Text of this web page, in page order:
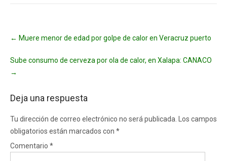
navigation
← Muere menor de edad por golpe de calor en Veracruz puerto
Sube consumo de cerveza por ola de calor, en Xalapa: CANACO
→
Deja una respuesta
Tu dirección de correo electrónico no será publicada.
Los campos
obligatorios están marcados con *
Comentario *